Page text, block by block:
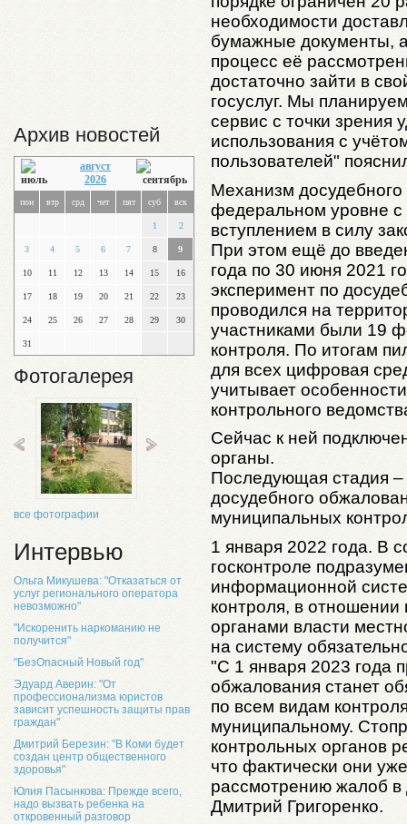
Архив новостей
август
2026
пон втр срд чет пят суб вск
1 2
3 4 5 6 7 8 9
10 11 12 13 14 15 16
17 18 19 20 21 22 23
24 25 26 27 28 29 30
31
Фотогалерея
все фотографии
Интервью
Ольга Микушева: "Отказаться от
услуг регионального оператора
невозможно"
"Искоренить наркоманию не
получится"
"БезОпасный Новый год"
Эдуард Аверин: "От
профессионализма юристов
зависит успешность защиты прав
граждан"
Дмитрий Березин: "В Коми будет
создан центр общественного
здоровья"
Юлия Пасынкова: Прежде всего,
надо вызвать ребенка на
откровенный разговор
необходимости
бумажные документы,
процесс её
достаточно зайти в
госуслуг. Мы
сервис с точки зрения
использования с
пользователей"
Механизм
федеральном уровне с
вступлением в силу
При этом ещё до
года по 30 июня 2021
эксперимент по
проводился на
участниками были 19
контроля. По итогам
для всех цифровая
учитывает
контрольного
Сейчас к ней
органы.
Последующая стадия –
досудебного
муниципальных
1 января 2022 года. В
госконтроле
информационной
контроля, в
органами власти
на систему
"С 1 января 2023 года
обжалования станет
по всем видам
муниципальному.
контрольных органов
что фактически они
рассмотрению жалоб в
Дмитрий Григоренко.